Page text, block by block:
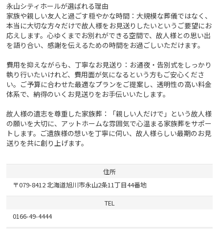
永山シティホールが選ばれる理由
家族や親しい友人と過ごす穏やかな時間：大規模な葬儀ではなく、
本当に大切な方々だけで故人様をお見送りしたいというご要望にお
応えします。心ゆくまでお別れができる空間で、故人様との思い出
を語り合い、感謝を伝えるための時間をお過ごしいただけます。
費用を抑えながらも、丁寧なお見送り：お通夜・告別式をしっかり
執り行いたいけれど、費用面が気になるという方もご安心くださ
い。ご予算に合わせた最適なプランをご提案し、透明性の高い料金
体系で、納得のいくお見送りをお手伝いいたします。
故人様の遺志を尊重した家族葬：「親しい人だけで」という故人様
の願いを大切に、アットホームな雰囲気で心温まる家族葬をサポー
トします。ご遺族様の想いを丁寧に伺い、故人様らしい最期のお見
送りを共に創り上げます。
住所
〒079-8412 北海道旭川市永山2条11丁目44番地
TEL
0166-49-4444